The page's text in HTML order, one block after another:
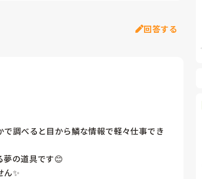
回答する
調べると目から鱗な情報で軽々仕事でき
夢の道具です😊
✨